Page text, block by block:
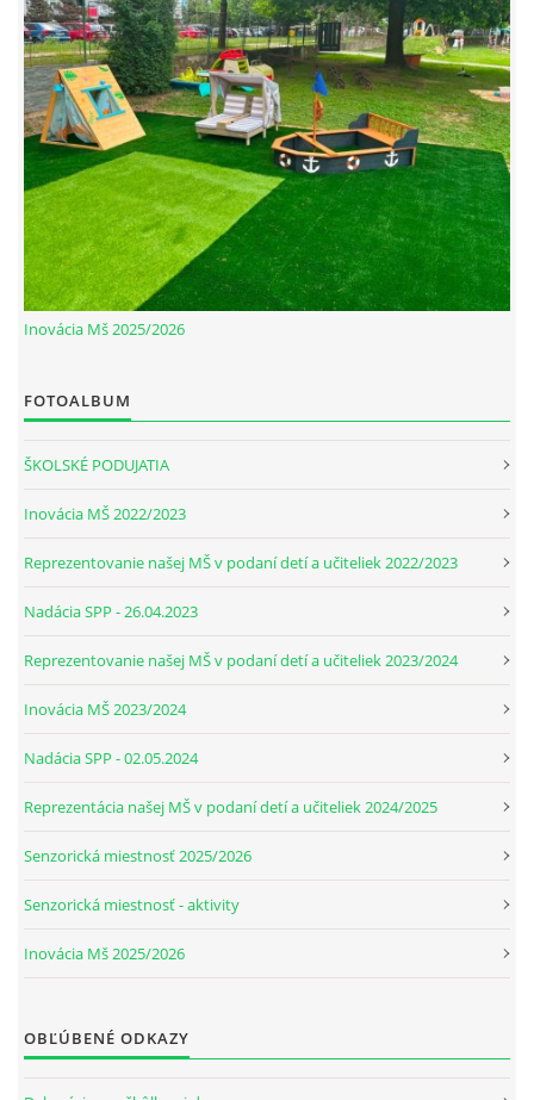
Inovácia Mš 2025/2026
FOTOALBUM
ŠKOLSKÉ PODUJATIA
Inovácia MŠ 2022/2023
Reprezentovanie našej MŠ v podaní detí a učiteliek 2022/2023
Nadácia SPP - 26.04.2023
Reprezentovanie našej MŠ v podaní detí a učiteliek 2023/2024
Inovácia MŠ 2023/2024
Nadácia SPP - 02.05.2024
Reprezentácia našej MŠ v podaní detí a učiteliek 2024/2025
Senzorická miestnosť 2025/2026
Senzorická miestnosť - aktivity
Inovácia Mš 2025/2026
OBĽÚBENÉ ODKAZY